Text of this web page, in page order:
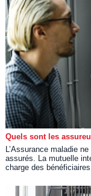
Quels sont les
L’Assurance maladie
assurés. La mutuelle
charge des